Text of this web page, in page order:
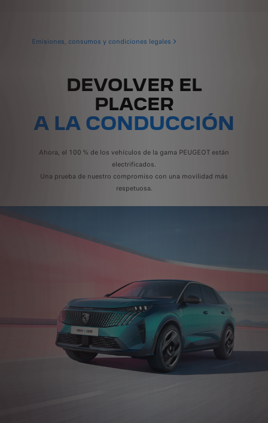
Emisiones, consumos y condiciones legales
DEVOLVER EL
PLACER
A LA CONDUCCIÓN
Ahora, el 100 % de los vehículos de la gama PEUGEOT están
electrificados.
Una prueba de nuestro compromiso con una movilidad más
respetuosa.